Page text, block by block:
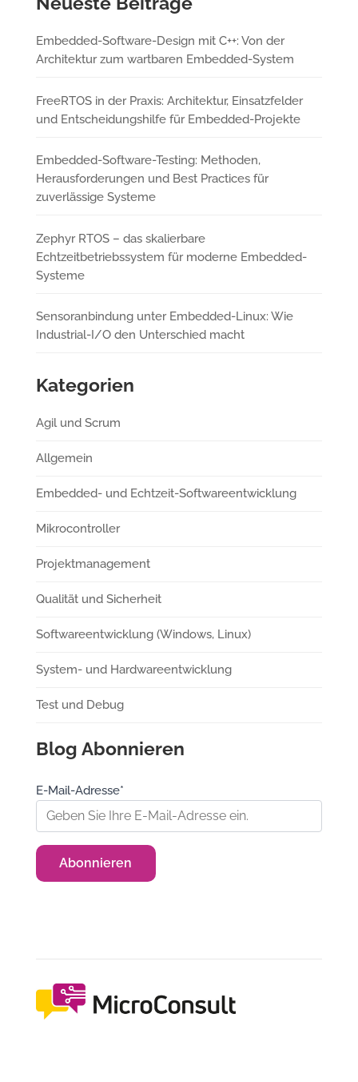
Embedded-Software-Design mit C++: Von der
Architektur zum wartbaren Embedded-System
FreeRTOS in der Praxis: Architektur, Einsatzfelder
und Entscheidungshilfe für Embedded-Projekte
Embedded-Software-Testing: Methoden,
Herausforderungen und Best Practices für
zuverlässige Systeme
Zephyr RTOS – das skalierbare
Echtzeitbetriebssystem für moderne Embedded-
Systeme
Sensoranbindung unter Embedded-Linux: Wie
Industrial-I/O den Unterschied macht
Kategorien
Agil und Scrum
Allgemein
Embedded- und Echtzeit-Softwareentwicklung
Mikrocontroller
Projektmanagement
Qualität und Sicherheit
Softwareentwicklung (Windows, Linux)
System- und Hardwareentwicklung
Test und Debug
Blog Abonnieren
E-Mail-Adresse*